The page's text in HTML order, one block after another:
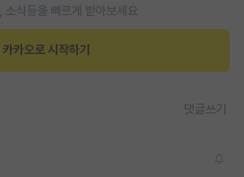
판
소식등을 빠르게 받아보세요
카카오로 시작하기
댓글쓰기